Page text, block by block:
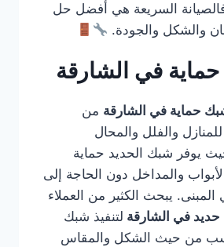
السريعة هي أفضل حل
والشكل والجودة.
في الشارقة
حماية في الشارقة من
والفلل والمحال
يوفر شبك الحديد حماية
والمداخل دون الحاجة إلى
المبنى. يبحث الكثير من العملاء
حديد في الشارقة لتنفيذ شبك
من حيث الشكل والمقاس